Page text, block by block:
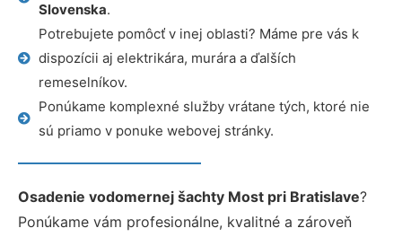
Slovenska.
Potrebujete pomôcť v inej oblasti? Máme pre vás k
dispozícii aj elektrikára, murára a ďalších
remeselníkov.
Ponúkame komplexné služby vrátane tých, ktoré nie
sú priamo v ponuke webovej stránky.
Osadenie vodomernej šachty Most pri Bratislave?
Ponúkame vám profesionálne, kvalitné a zároveň